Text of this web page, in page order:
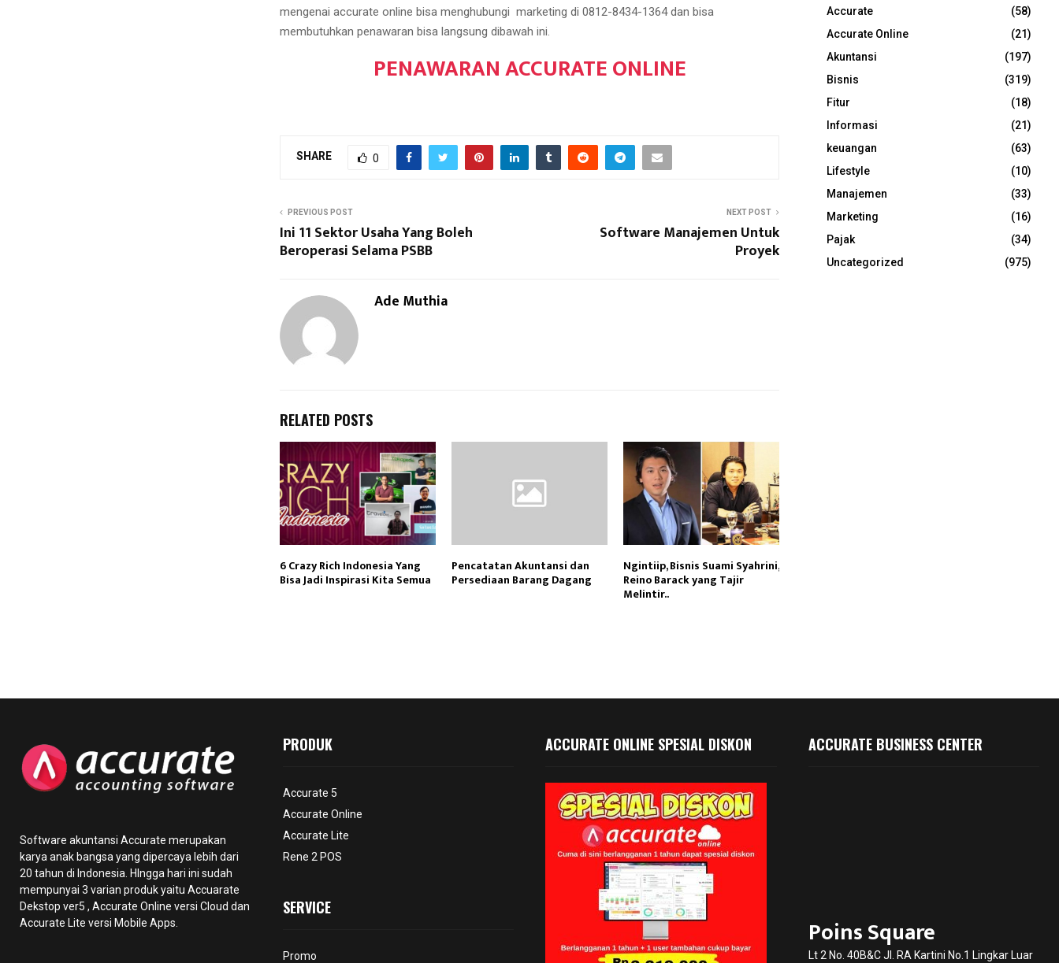
mengenai accurate online bisa menghubungi marketing di 0812-8434-1364 dan bisa
membutuhkan penawaran bisa langsung dibawah ini.
PENAWARAN ACCURATE ONLINE
SHARE 0
PREVIOUS POST
Ini 11 Sektor Usaha Yang Boleh
Beroperasi Selama PSBB
NEXT POST
Software Manajemen Untuk
Proyek
Ade Muthia
RELATED POSTS
6 Crazy Rich Indonesia Yang
Bisa Jadi Inspirasi Kita Semua
Pencatatan Akuntansi dan
Persediaan Barang Dagang
Ngintiip, Bisnis Suami Syahrini,
Reino Barack yang Tajir
Melintir..
Accurate
(58)
Accurate Online
(21)
Akuntansi
(197)
Bisnis
(319)
Fitur
(18)
Informasi
(21)
keuangan
(63)
Lifestyle
(10)
Manajemen
(33)
Marketing
(16)
Pajak
(34)
Uncategorized
(975)
Software akuntansi Accurate merupakan
karya anak bangsa yang dipercaya lebih dari
20 tahun di Indonesia. HIngga hari ini sudah
mempunyai 3 varian produk yaitu Accuarate
Dekstop ver5 , Accurate Online versi Cloud dan
Accurate Lite versi Mobile Apps.
PRODUK
Accurate 5
Accurate Online
Accurate Lite
Rene 2 POS
SERVICE
Promo
ACCURATE ONLINE SPESIAL DISKON ACCURATE BUSINESS CENTER
Poins Square
Lt 2 No. 40B&C Jl. RA Kartini No.1 Lingkar Luar